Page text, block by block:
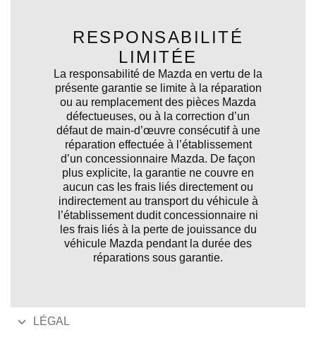
RESPONSABILITÉ
LIMITÉE
La responsabilité de Mazda en vertu de la
présente garantie se limite à la réparation
ou au remplacement des pièces Mazda
défectueuses, ou à la correction d’un
défaut de main-d’œuvre consécutif à une
réparation effectuée à l’établissement
d’un concessionnaire Mazda. De façon
plus explicite, la garantie ne couvre en
aucun cas les frais liés directement ou
indirectement au transport du véhicule à
l’établissement dudit concessionnaire ni
les frais liés à la perte de jouissance du
véhicule Mazda pendant la durée des
réparations sous garantie.
LÉGAL